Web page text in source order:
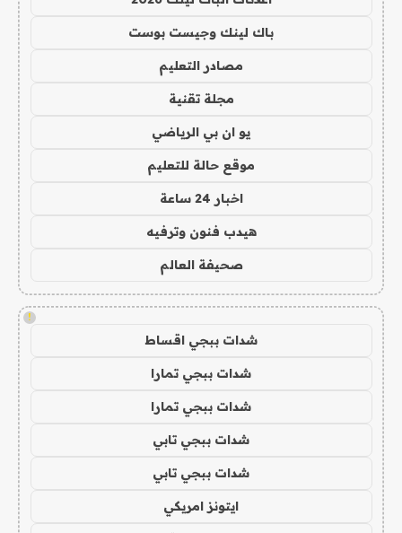
باك لينك وجيست بوست
مصادر التعليم
مجلة تقنية
يو ان بي الرياضي
موقع حالة للتعليم
اخبار 24 ساعة
هيدب فنون وترفيه
صحيفة العالم
!
شدات ببجي اقساط
شدات ببجي تمارا
شدات ببجي تمارا
شدات ببجي تابي
شدات ببجي تابي
ايتونز امريكي